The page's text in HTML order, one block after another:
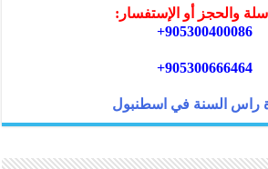
والحجز أو الإستفسار:
905300400086+
905300666464+
راس السنة في اسطنبول